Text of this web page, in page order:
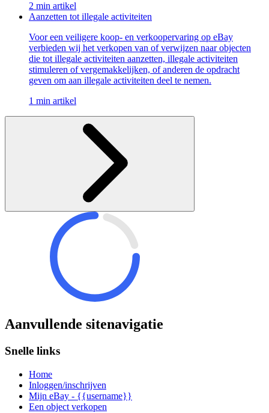
2 min artikel
Aanzetten tot illegale activiteiten
Voor een veiligere koop- en verkoopervaring op eBay
verbieden wij het verkopen van of verwijzen naar objecten
die tot illegale activiteiten aanzetten, illegale activiteiten
stimuleren of vergemakkelijken, of anderen de opdracht
geven om aan illegale activiteiten deel te nemen.
1 min artikel
Aanvullende sitenavigatie
Snelle links
Home
Inloggen/inschrijven
Mijn eBay - {{username}}
Een object verkopen